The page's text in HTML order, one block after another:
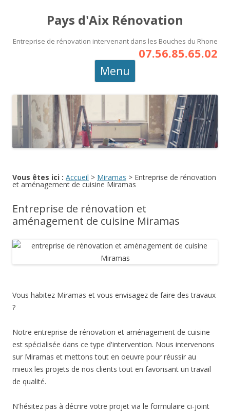
Pays d'Aix Rénovation
Entreprise de rénovation intervenant dans les Bouches du Rhone
07.56.85.65.02
Menu
Vous êtes ici : Accueil > Miramas > Entreprise de rénovation
et aménagement de cuisine Miramas
Entreprise de rénovation et
aménagement de cuisine Miramas
Vous habitez Miramas et vous envisagez de faire des travaux
?
Notre entreprise de rénovation et aménagement de cuisine
est spécialisée dans ce type d'intervention. Nous intervenons
sur Miramas et mettons tout en oeuvre pour réussir au
mieux les projets de nos clients tout en favorisant un travail
de qualité.
N'hésitez pas à décrire votre projet via le formulaire ci-joint